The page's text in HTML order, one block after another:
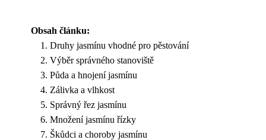
Obsah článku:
Druhy jasmínu vhodné pro pěstování
Výběr správného stanoviště
Půda a hnojení jasmínu
Zálivka a vlhkost
Správný řez jasmínu
Množení jasmínu řízky
Škůdci a choroby jasmínu